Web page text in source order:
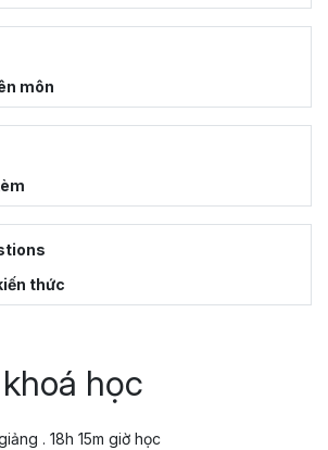
môn
thức
học
. 18h 15m giờ học